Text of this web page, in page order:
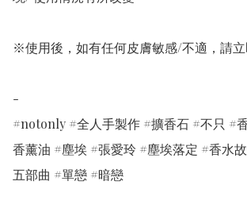
※使用後，如有任何皮膚敏感/不適，請
-
#notonly #全人手製作 #擴香石 #不只 #
香薰油 #塵埃 #張愛玲 #塵埃落定 #香水
五部曲 #單戀 #暗戀